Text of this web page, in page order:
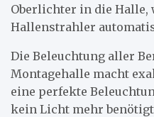
Oberlichter in die Halle,
Hallenstrahler
Die Beleuchtung aller
Montagehalle macht
eine perfekte
kein Licht mehr